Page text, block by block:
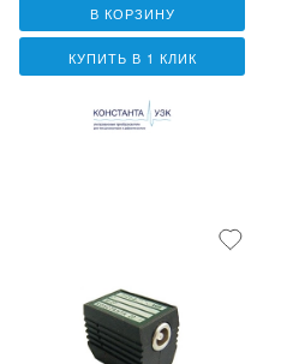
В КОРЗИНУ
КУПИТЬ В 1 КЛИК